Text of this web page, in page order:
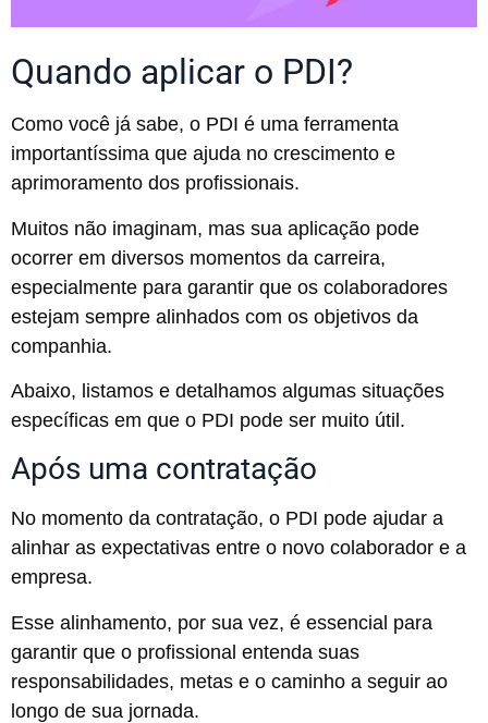
Quando aplicar o PDI?
Como você já sabe, o PDI é uma ferramenta
importantíssima que ajuda no crescimento e
aprimoramento dos profissionais.
Muitos não imaginam, mas sua aplicação pode
ocorrer em diversos momentos da carreira,
especialmente para garantir que os colaboradores
estejam sempre alinhados com os objetivos da
companhia.
Abaixo, listamos e detalhamos algumas situações
específicas em que o PDI pode ser muito útil.
Após uma contratação
No momento da contratação, o PDI pode ajudar a
alinhar as expectativas entre o novo colaborador e a
empresa.
Esse alinhamento, por sua vez, é essencial para
garantir que o profissional entenda suas
responsabilidades, metas e o caminho a seguir ao
longo de sua jornada.